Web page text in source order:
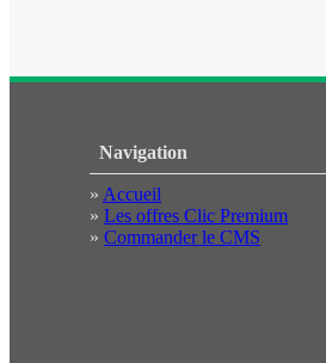
Navigation
» Accueil
» Les offres Clic Premium
» Commander le CMS